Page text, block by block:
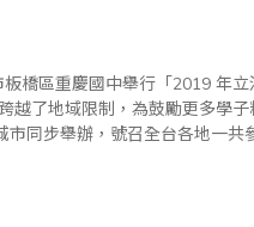
橋區重慶國中舉行「2019 年
同步舉辦，號召全台各地一共